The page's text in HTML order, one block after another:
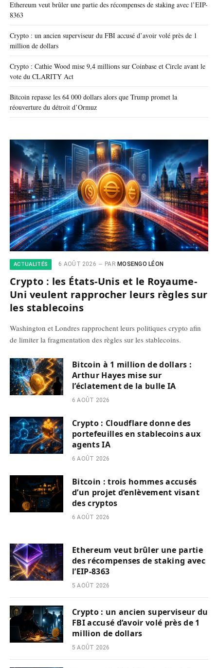
Ethereum veut brûler une partie des récompenses de staking avec l’EIP-
8363
Crypto : un ancien superviseur du FBI accusé d’avoir volé près de 1
million de dollars
Crypto : Cathie Wood mise 9,4 millions sur Coinbase et Circle avant le
vote du CLARITY Act
Bitcoin repasse les 64 000 dollars alors que Trump promet la
réouverture du détroit d’Ormuz
ACTUALITÉS 6 AOÛT 2026 PAR MOSENGO LÉON
Crypto : les États-Unis et le Royaume-
Uni veulent rapprocher leurs règles sur
les stablecoins
Washington et Londres rapprochent leurs politiques crypto afin
de limiter la fragmentation des règles sur les stablecoins.
Bitcoin à 1 million de dollars :
Arthur Hayes mise sur
l’éclatement de la bulle IA
6 AOÛT 2026
Crypto : Cloudflare donne des
portefeuilles en stablecoins aux
agents IA
6 AOÛT 2026
Bitcoin : trois hommes accusés
d’un projet d’enlèvement visant
des cryptos
6 AOÛT 2026
Ethereum veut brûler une partie
des récompenses de staking avec
l’EIP-8363
5 AOÛT 2026
Crypto : un ancien superviseur du
FBI accusé d’avoir volé près de 1
million de dollars
5 AOÛT 2026